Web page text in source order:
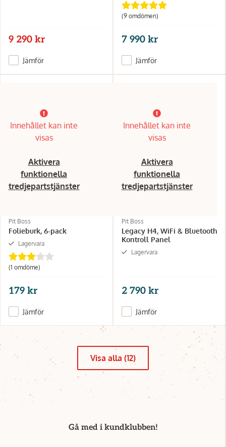
9 290 kr
Jämför
(9 omdömen)
7 990 kr
Jämför
Innehållet kan inte
visas
Aktivera
funktionella
tredjepartstjänster
Pit Boss
Folieburk, 6-pack
Lagervara
(1 omdöme)
179 kr
Jämför
Innehållet kan inte
visas
Aktivera
funktionella
tredjepartstjänster
Pit Boss
Legacy H4, WiFi & Bluetooth
Kontroll Panel
Lagervara
2 790 kr
Jämför
Visa alla (12)
Gå med i kundklubben!